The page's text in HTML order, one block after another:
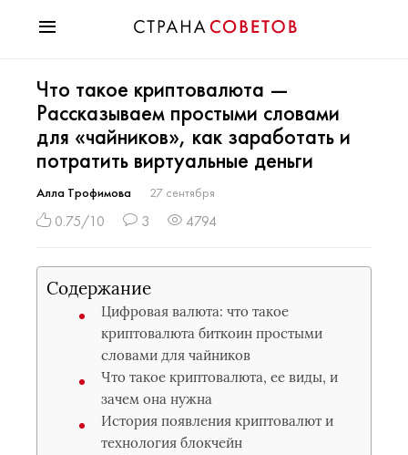
Мода
Звезды
Гороскопы
Здоровье
Психология
Хобби
Праздники
Что такое криптовалюта —
Рассказываем простыми словами
для «чайников», как заработать и
потратить виртуальные деньги
Алла Трофимова 27 сентября
0.75/10 3 4794
Содержание
Цифровая валюта: что такое
криптовалюта биткоин простыми
словами для чайников
Что такое криптовалюта, ее виды, и
зачем она нужна
История появления криптовалют и
технология блокчейн